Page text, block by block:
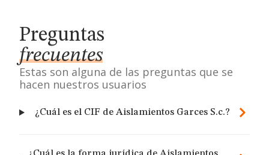
Preguntas
frecuentes
Estas son alguna de las preguntas que se
hacen nuestros usuarios
¿Cuál es el CIF de Aislamientos Garces S.c.?